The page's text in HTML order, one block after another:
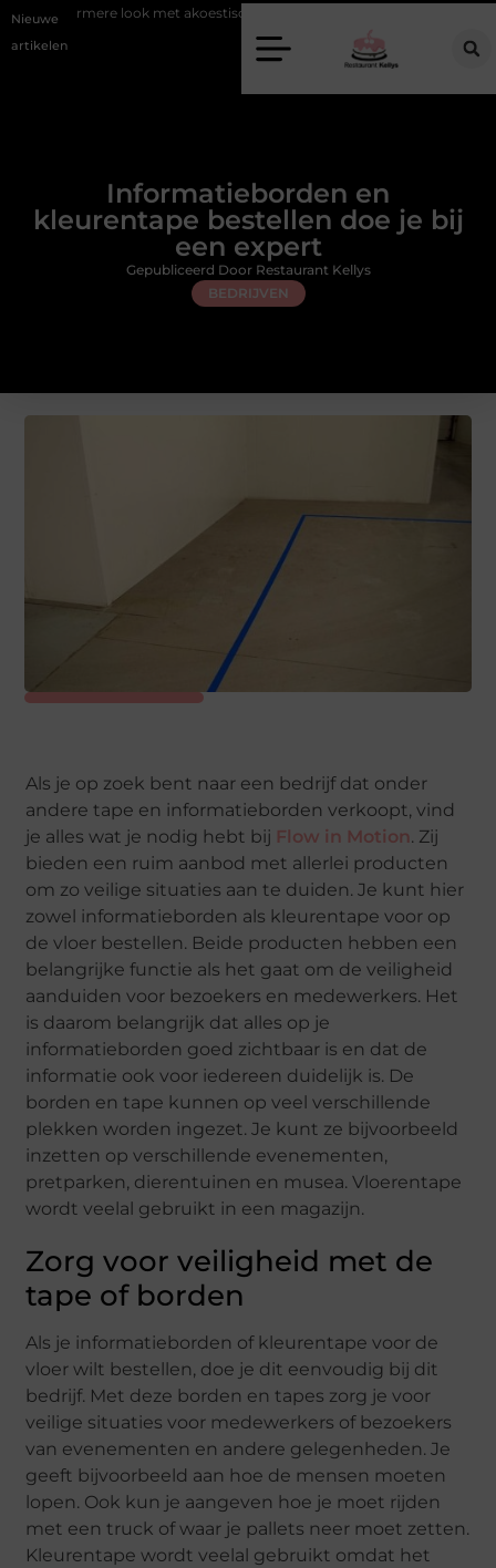
Nieuwe
artikelen
met akoestische panelen Aziatisch restaurant Rotterdam:
Informatieborden en
kleurentape bestellen doe je bij
een expert
BEDRIJVEN
Gepubliceerd Door Restaurant Kellys
Als je op zoek bent naar een bedrijf dat onder
andere tape en informatieborden verkoopt, vind
je alles wat je nodig hebt bij Flow in Motion. Zij
bieden een ruim aanbod met allerlei producten
om zo veilige situaties aan te duiden. Je kunt hier
zowel informatieborden als kleurentape voor op
de vloer bestellen. Beide producten hebben een
belangrijke functie als het gaat om de veiligheid
aanduiden voor bezoekers en medewerkers. Het
is daarom belangrijk dat alles op je
informatieborden goed zichtbaar is en dat de
informatie ook voor iedereen duidelijk is. De
borden en tape kunnen op veel verschillende
plekken worden ingezet. Je kunt ze bijvoorbeeld
inzetten op verschillende evenementen,
pretparken, dierentuinen en musea. Vloerentape
wordt veelal gebruikt in een magazijn.
Zorg voor veiligheid met de
tape of borden
Als je informatieborden of kleurentape voor de
vloer wilt bestellen, doe je dit eenvoudig bij dit
bedrijf. Met deze borden en tapes zorg je voor
veilige situaties voor medewerkers of bezoekers
van evenementen en andere gelegenheden. Je
geeft bijvoorbeeld aan hoe de mensen moeten
lopen. Ook kun je aangeven hoe je moet rijden
met een truck of waar je pallets neer moet zetten.
Kleurentape wordt veelal gebruikt omdat het